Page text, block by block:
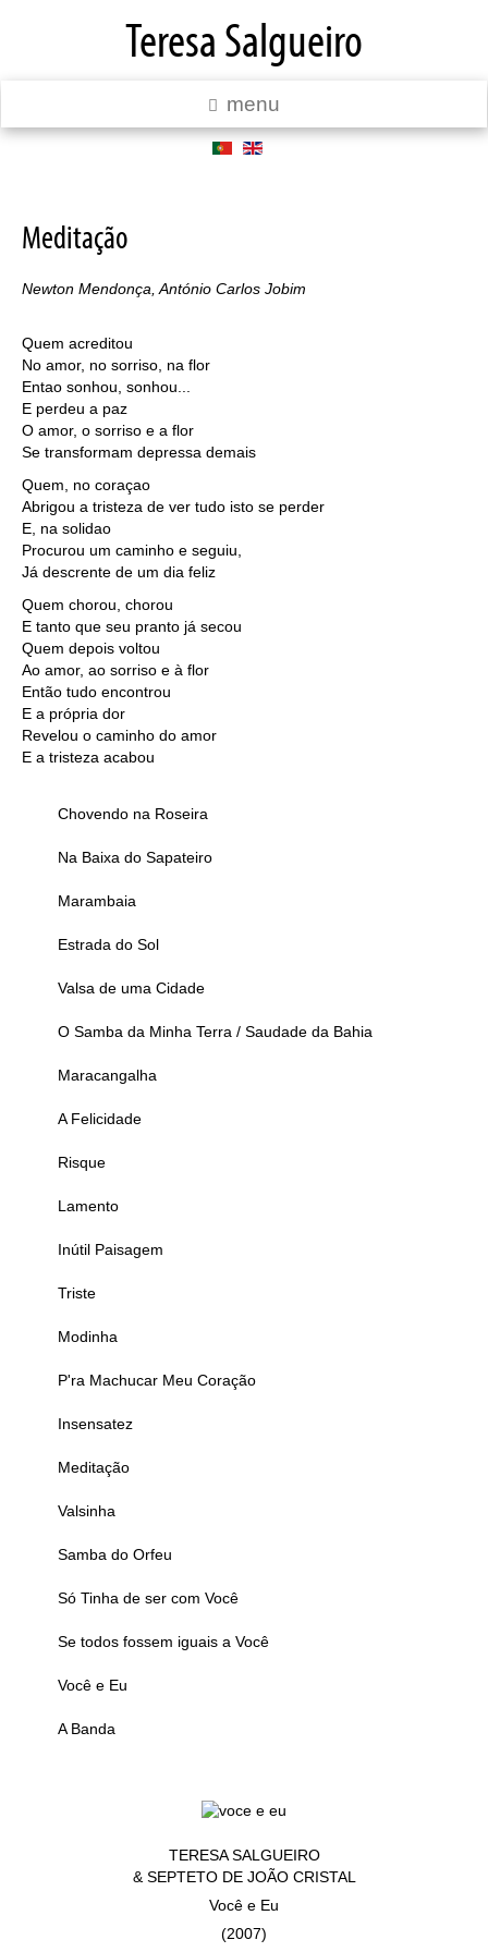
Teresa Salgueiro
menu
Meditação
Newton Mendonça, António Carlos Jobim
Quem acreditou
No amor, no sorriso, na flor
Entao sonhou, sonhou...
E perdeu a paz
O amor, o sorriso e a flor
Se transformam depressa demais
Quem, no coraçao
Abrigou a tristeza de ver tudo isto se perder
E, na solidao
Procurou um caminho e seguiu,
Já descrente de um dia feliz
Quem chorou, chorou
E tanto que seu pranto já secou
Quem depois voltou
Ao amor, ao sorriso e à flor
Então tudo encontrou
E a própria dor
Revelou o caminho do amor
E a tristeza acabou
Chovendo na Roseira
Na Baixa do Sapateiro
Marambaia
Estrada do Sol
Valsa de uma Cidade
O Samba da Minha Terra / Saudade da Bahia
Maracangalha
A Felicidade
Risque
Lamento
Inútil Paisagem
Triste
Modinha
P'ra Machucar Meu Coração
Insensatez
Meditação
Valsinha
Samba do Orfeu
Só Tinha de ser com Você
Se todos fossem iguais a Você
Você e Eu
A Banda
TERESA SALGUEIRO
& SEPTETO DE JOÃO CRISTAL
Você e Eu
(2007)